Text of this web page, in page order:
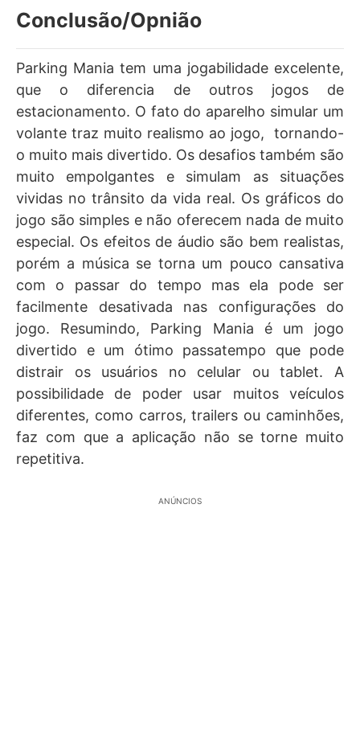
Conclusão/Opnião
Parking Mania tem uma jogabilidade excelente,
que o diferencia de outros jogos de
estacionamento. O fato do aparelho simular um
volante traz muito realismo ao jogo, tornando-
o muito mais divertido. Os desafios também são
muito empolgantes e simulam as situações
vividas no trânsito da vida real. Os gráficos do
jogo são simples e não oferecem nada de muito
especial. Os efeitos de áudio são bem realistas,
porém a música se torna um pouco cansativa
com o passar do tempo mas ela pode ser
facilmente desativada nas configurações do
jogo. Resumindo, Parking Mania é um jogo
divertido e um ótimo passatempo que pode
distrair os usuários no celular ou tablet. A
possibilidade de poder usar muitos veículos
diferentes, como carros, trailers ou caminhões,
faz com que a aplicação não se torne muito
repetitiva.
ANÚNCIOS